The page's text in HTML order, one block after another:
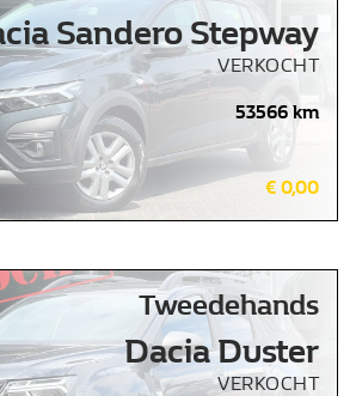
Sandero Stepway
VERKOCHT
53566 km
€ 0,00
Tweedehands
Dacia Duster
VERKOCHT